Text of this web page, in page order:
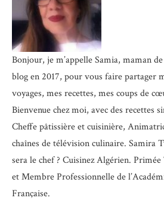
Bonjour, je m’appelle Samia, maman
blog en 2017, pour vous faire partager
voyages, mes recettes, mes coups de
Bienvenue chez moi, avec des recettes
Cheffe pâtissière et cuisinière,
chaînes de télévision culinaire. Samira
sera le chef ? Cuisinez Algérien.
etMembre Professionnelle de
Française.